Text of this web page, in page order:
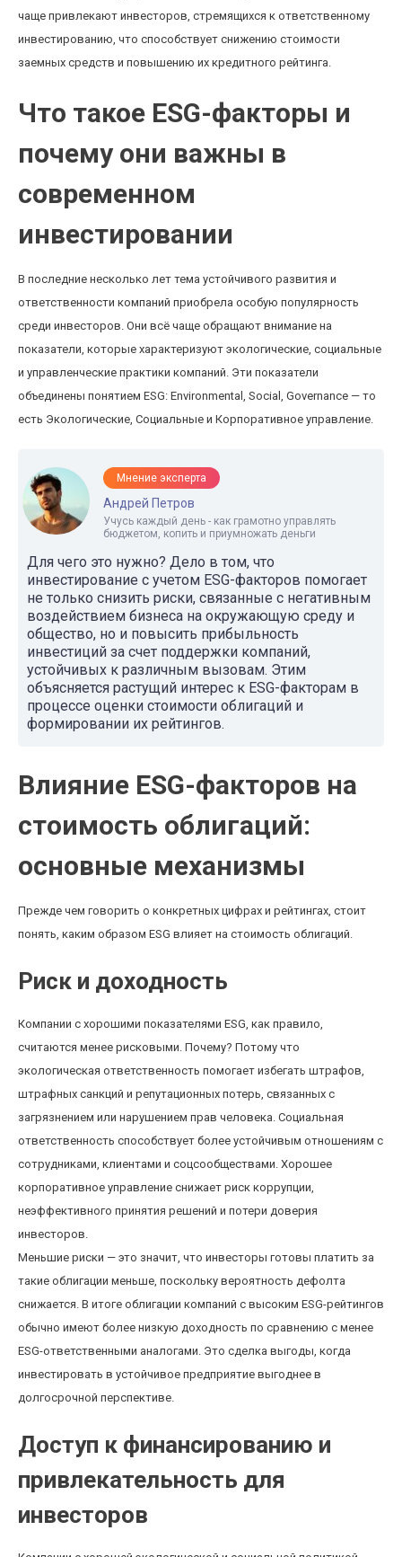
чаще привлекают инвесторов, стремящихся к ответственному
инвестированию, что способствует снижению стоимости
заемных средств и повышению их кредитного рейтинга.
Что такое ESG-факторы и
почему они важны в
современном
инвестировании
В последние несколько лет тема устойчивого развития и
ответственности компаний приобрела особую популярность
среди инвесторов. Они всё чаще обращают внимание на
показатели, которые характеризуют экологические, социальные
и управленческие практики компаний. Эти показатели
объединены понятием ESG: Environmental, Social, Governance — то
есть Экологические, Социальные и Корпоративное управление.
Мнение эксперта
Андрей Петров
Учусь каждый день - как грамотно управлять
бюджетом, копить и приумножать деньги
Для чего это нужно? Дело в том, что
инвестирование с учетом ESG-факторов помогает
не только снизить риски, связанные с негативным
воздействием бизнеса на окружающую среду и
общество, но и повысить прибыльность
инвестиций за счет поддержки компаний,
устойчивых к различным вызовам. Этим
объясняется растущий интерес к ESG-факторам в
процессе оценки стоимости облигаций и
формировании их рейтингов.
Влияние ESG-факторов на
стоимость облигаций:
основные механизмы
Прежде чем говорить о конкретных цифрах и рейтингах, стоит
понять, каким образом ESG влияет на стоимость облигаций.
Риск и доходность
Компании с хорошими показателями ESG, как правило,
считаются менее рисковыми. Почему? Потому что
экологическая ответственность помогает избегать штрафов,
штрафных санкций и репутационных потерь, связанных с
загрязнением или нарушением прав человека. Социальная
ответственность способствует более устойчивым отношениям с
сотрудниками, клиентами и соцсообществами. Хорошее
корпоративное управление снижает риск коррупции,
неэффективного принятия решений и потери доверия
инвесторов.
Меньшие риски — это значит, что инвесторы готовы платить за
такие облигации меньше, поскольку вероятность дефолта
снижается. В итоге облигации компаний с высоким ESG-рейтингов
обычно имеют более низкую доходность по сравнению с менее
ESG-ответственными аналогами. Это сделка выгоды, когда
инвестировать в устойчивое предприятие выгоднее в
долгосрочной перспективе.
Доступ к финансированию и
привлекательность для
инвесторов